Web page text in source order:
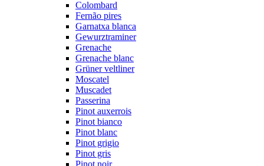
Colombard
Fernão pires
Garnatxa blanca
Gewurztraminer
Grenache
Grenache blanc
Grüner veltliner
Moscatel
Muscadet
Passerina
Pinot auxerrois
Pinot bianco
Pinot blanc
Pinot grigio
Pinot gris
Pinot noir